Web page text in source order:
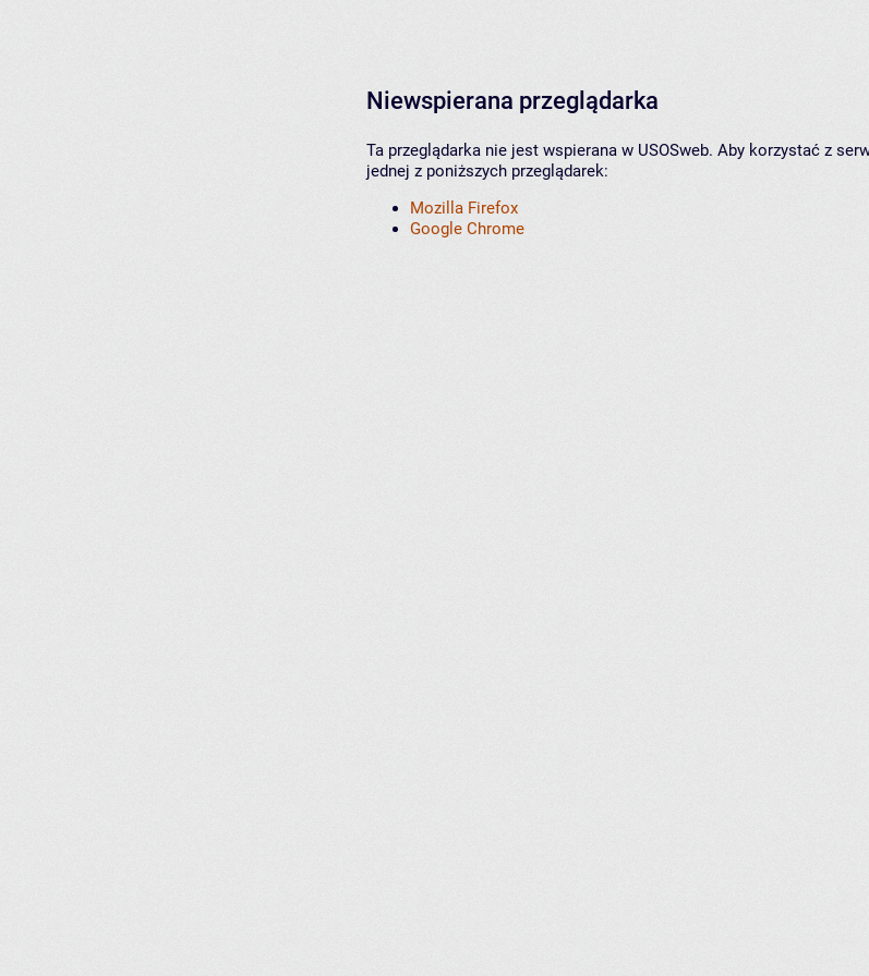
Niewspierana przeglądarka
Ta przeglądarka nie jest wspierana w USOSweb. Aby korzystać z
jednej z poniższych przeglądarek:
Mozilla Firefox
Google Chrome